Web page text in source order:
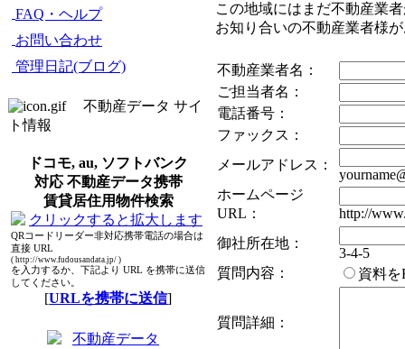
FAQ・ヘルプ
お問い合わせ
管理日記(ブログ)
不動産データ サイ
ト情報
ドコモ, au, ソフトバンク
対応 不動産データ携帯
賃貸居住用物件検索
QRコードリーダー非対応携帯電話の場合は
直接 URL
( http://www.fudousandata.jp/ )
を入力するか、下記より URL を携帯に送信
してください。
[URLを携帯に送信]
この地域にはまだ不動産業
お知り合いの不動産業者様
不動産業者名：
ご担当者名：
電話番号：
ファックス：
メールアドレス：
ホームページ
URL：
http://
御社所在地：
3-4-5
質問内容：
資料
質問詳細：